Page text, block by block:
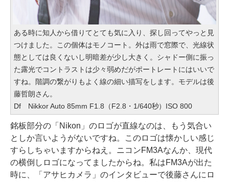
ある時に知人から借りてとても気に入り、探し回ってやっと見
つけました。この個体はモノコート。外は雨で窓際で、光線状
態としては良くないし明暗差が少し大きく。シャドー側に振っ
た露光でコントラストは少々弱めだがポートレートにはいいで
すね。階調の繋がりもよく線の細い描写をします。モデルは後
藤哲朗さん。
Df Nikkor Auto 85mm F1.8（F2.8・1/640秒）ISO 800
銘板部分の「Nikon」のロゴが直線なのは、もう気合い
としか言いようがないですね。このロゴは懐かしい感じ
すらしちゃいますからねえ。ニコンFM3Aなんか、現代
の横倒しロゴになってましたからね。私はFM3Aが出た
時に、「アサヒカメラ」のインタビューで後藤さんにロ